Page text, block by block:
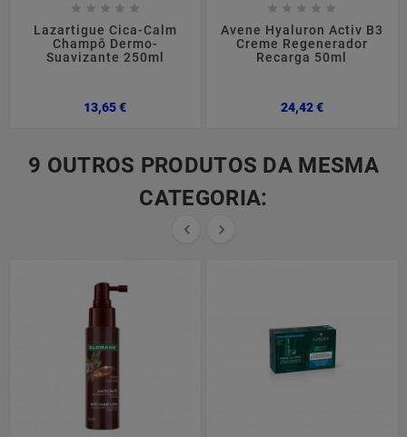
    
Lazartigue Cica-Calm
Champô Dermo-
Suavizante 250ml
13,65 €Preço
    
Avene Hyaluron Activ B3
Creme Regenerador
Recarga 50ml
24,42 €Preço
9 OUTROS PRODUTOS DA MESMA
CATEGORIA:
 